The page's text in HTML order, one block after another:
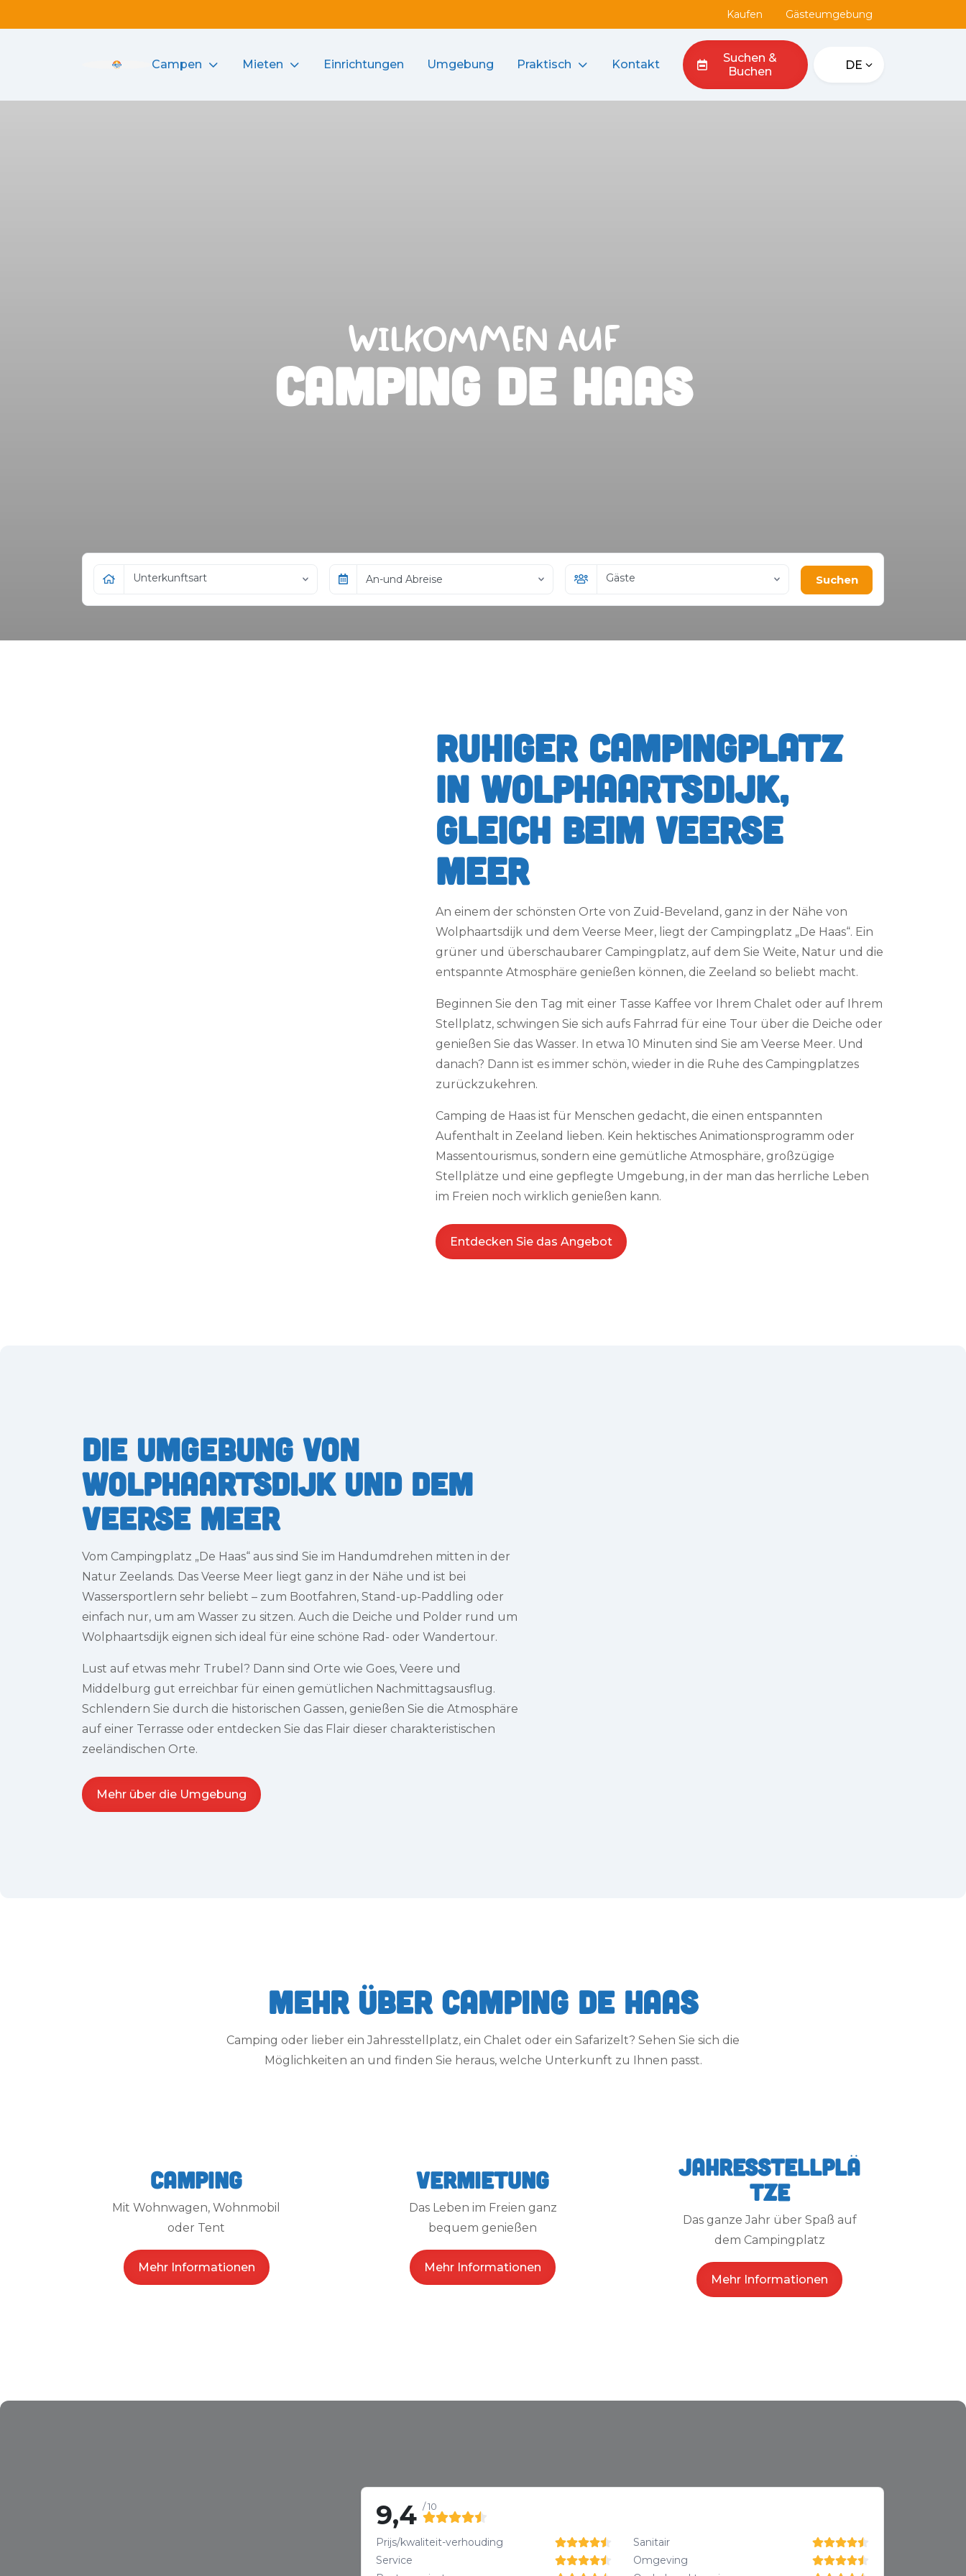
Kaufen Gästeumgebung
Camping de Haas logo
Campen Mieten Einrichtungen Umgebung Praktisch Kontakt
Suchen &
Buchen
DE
WILKOMMEN AUF
Camping de Haas
Unterkunftsart An-und Abreise Gäste Suchen
Ruhiger Campingplatz
in Wolphaartsdijk,
gleich beim Veerse
Meer
An einem der schönsten Orte von Zuid-Beveland, ganz in der Nähe von
Wolphaartsdijk und dem Veerse Meer, liegt der Campingplatz „De Haas“. Ein
grüner und überschaubarer Campingplatz, auf dem Sie Weite, Natur und die
entspannte Atmosphäre genießen können, die Zeeland so beliebt macht.
Beginnen Sie den Tag mit einer Tasse Kaffee vor Ihrem Chalet oder auf Ihrem
Stellplatz, schwingen Sie sich aufs Fahrrad für eine Tour über die Deiche oder
genießen Sie das Wasser. In etwa 10 Minuten sind Sie am Veerse Meer. Und
danach? Dann ist es immer schön, wieder in die Ruhe des Campingplatzes
zurückzukehren.
Camping de Haas ist für Menschen gedacht, die einen entspannten
Aufenthalt in Zeeland lieben. Kein hektisches Animationsprogramm oder
Massentourismus, sondern eine gemütliche Atmosphäre, großzügige
Stellplätze und eine gepflegte Umgebung, in der man das herrliche Leben
im Freien noch wirklich genießen kann.
Entdecken Sie das Angebot
Die Umgebung von
Wolphaartsdijk und dem
Veerse Meer
Vom Campingplatz „De Haas“ aus sind Sie im Handumdrehen mitten in der
Natur Zeelands. Das Veerse Meer liegt ganz in der Nähe und ist bei
Wassersportlern sehr beliebt – zum Bootfahren, Stand-up-Paddling oder
einfach nur, um am Wasser zu sitzen. Auch die Deiche und Polder rund um
Wolphaartsdijk eignen sich ideal für eine schöne Rad- oder Wandertour.
Lust auf etwas mehr Trubel? Dann sind Orte wie Goes, Veere und
Middelburg gut erreichbar für einen gemütlichen Nachmittagsausflug.
Schlendern Sie durch die historischen Gassen, genießen Sie die Atmosphäre
auf einer Terrasse oder entdecken Sie das Flair dieser charakteristischen
zeeländischen Orte.
Mehr über die Umgebung
Mehr über Camping de Haas
Camping oder lieber ein Jahresstellplatz, ein Chalet oder ein Safarizelt? Sehen Sie sich die
Möglichkeiten an und finden Sie heraus, welche Unterkunft zu Ihnen passt.
Camping
Mit Wohnwagen, Wohnmobil
oder Tent
Mehr Informationen
Vermietung
Das Leben im Freien ganz
bequem genießen
Mehr Informationen
Jahresstellplä
tze
Das ganze Jahr über Spaß auf
dem Campingplatz
Mehr Informationen
9,4 / 10
Prijs/kwaliteit-verhouding
Sanitair
Service
Omgeving